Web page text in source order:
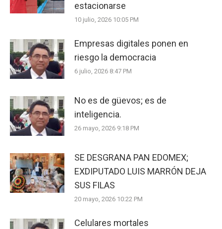
estacionarse
10 julio, 2026 10:05 PM
Empresas digitales ponen en
riesgo la democracia
6 julio, 2026 8:47 PM
No es de güevos; es de
inteligencia.
26 mayo, 2026 9:18 PM
SE DESGRANA PAN EDOMEX;
EXDIPUTADO LUIS MARRÓN DEJA
SUS FILAS
20 mayo, 2026 10:22 PM
Celulares mortales